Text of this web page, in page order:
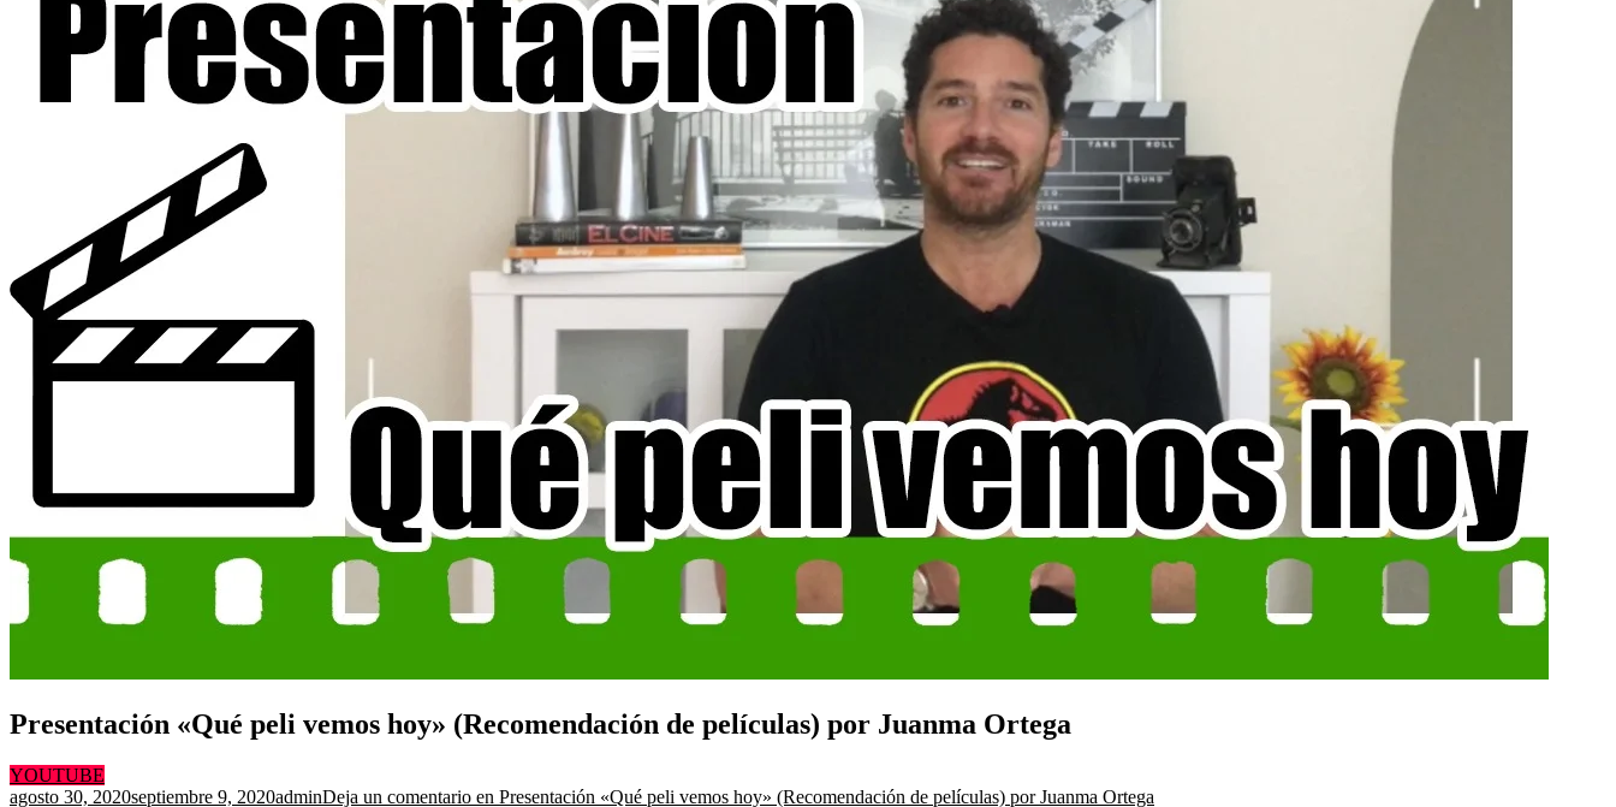
Presentación «Qué peli vemos hoy» (Recomendación de películas) por Juanma Ortega
YOUTUBE
agosto 30, 2020septiembre 9, 2020adminDeja un comentario en Presentación «Qué peli vemos hoy» (Recomendación de películas) por Juanma Ortega